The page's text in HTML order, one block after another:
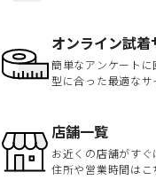
オンライン試
簡単なアンケート
型に合った最適なサ
店舗一覧
お近くの店舗がすぐ
住所や営業時間はこ